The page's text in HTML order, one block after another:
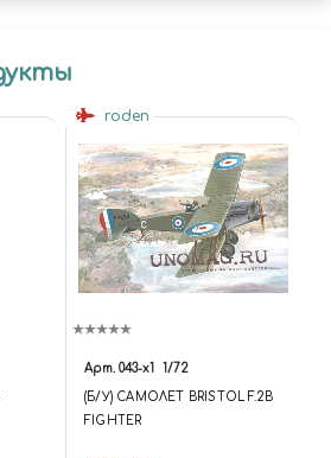
roden
Арт. 043-x1 1/72
(Б/У) САМОЛЕТ BRISTOL F.2B
FIGHTER